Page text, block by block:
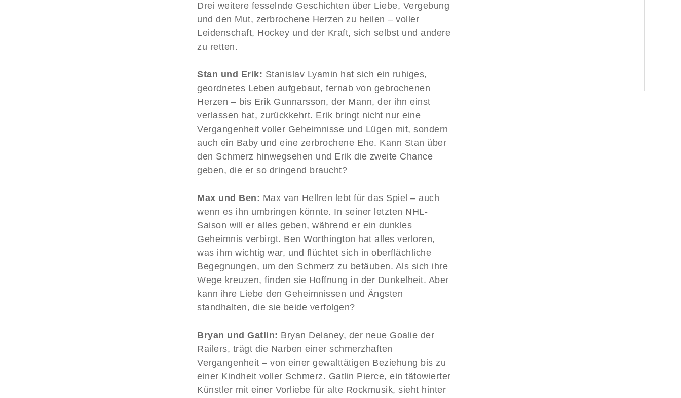
Drei weitere fesselnde Geschichten über Liebe, Vergebung
und den Mut, zerbrochene Herzen zu heilen – voller
Leidenschaft, Hockey und der Kraft, sich selbst und andere
zu retten.
Stan und Erik: Stanislav Lyamin hat sich ein ruhiges,
geordnetes Leben aufgebaut, fernab von gebrochenen
Herzen – bis Erik Gunnarsson, der Mann, der ihn einst
verlassen hat, zurückkehrt. Erik bringt nicht nur eine
Vergangenheit voller Geheimnisse und Lügen mit, sondern
auch ein Baby und eine zerbrochene Ehe. Kann Stan über
den Schmerz hinwegsehen und Erik die zweite Chance
geben, die er so dringend braucht?
Max und Ben: Max van Hellren lebt für das Spiel – auch
wenn es ihn umbringen könnte. In seiner letzten NHL-
Saison will er alles geben, während er ein dunkles
Geheimnis verbirgt. Ben Worthington hat alles verloren,
was ihm wichtig war, und flüchtet sich in oberflächliche
Begegnungen, um den Schmerz zu betäuben. Als sich ihre
Wege kreuzen, finden sie Hoffnung in der Dunkelheit. Aber
kann ihre Liebe den Geheimnissen und Ängsten
standhalten, die sie beide verfolgen?
Bryan und Gatlin: Bryan Delaney, der neue Goalie der
Railers, trägt die Narben einer schmerzhaften
Vergangenheit – von einer gewalttätigen Beziehung bis zu
einer Kindheit voller Schmerz. Gatlin Pierce, ein tätowierter
Künstler mit einer Vorliebe für alte Rockmusik, sieht hinter